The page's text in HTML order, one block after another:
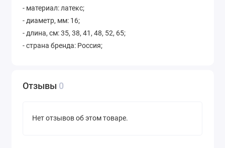
- материал: латекс;
- диаметр, мм: 16;
- длина, см: 35, 38, 41, 48, 52, 65;
- страна бренда: Россия;
Отзывы 0
Нет отзывов об этом товаре.